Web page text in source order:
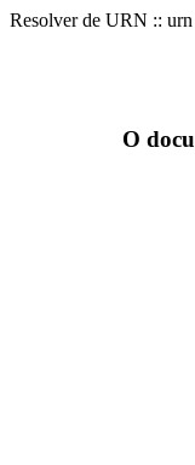
Resolver de URN :: urn
O